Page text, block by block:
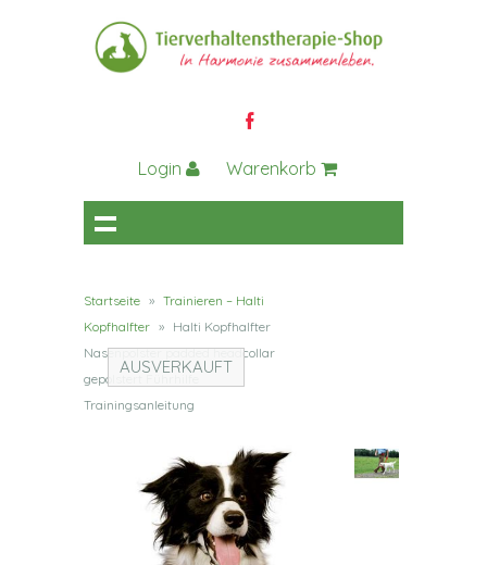
Login Warenkorb
Startseite » Trainieren – Halti
Kopfhalfter » Halti Kopfhalfter
Nasenpolster padded headcollar
gepolstert Führhilfe
Trainingsanleitung
AUSVERKAUFT